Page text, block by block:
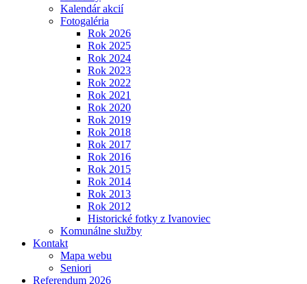
Kalendár akcií
Fotogaléria
Rok 2026
Rok 2025
Rok 2024
Rok 2023
Rok 2022
Rok 2021
Rok 2020
Rok 2019
Rok 2018
Rok 2017
Rok 2016
Rok 2015
Rok 2014
Rok 2013
Rok 2012
Historické fotky z Ivanoviec
Komunálne služby
Kontakt
Mapa webu
Seniori
Referendum 2026